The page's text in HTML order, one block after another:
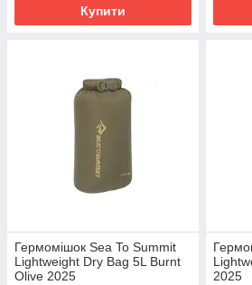
Купити
Гермомішок Sea To Summit
Lightweight Dry Bag 5L Burnt
Olive 2025
2025